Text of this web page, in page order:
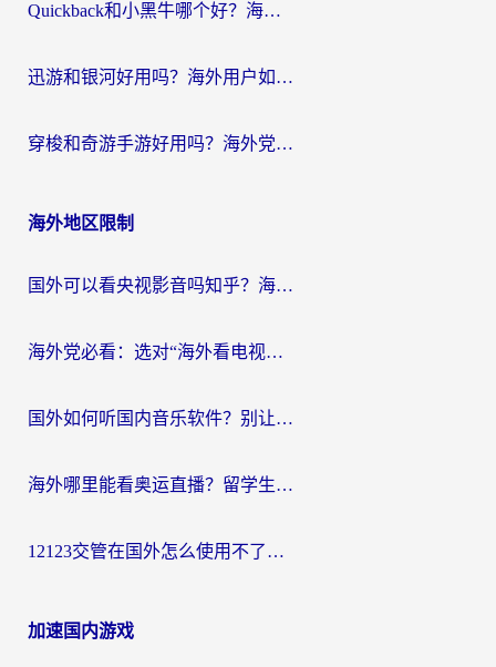
Quickback和小黑牛哪个好？海外党亲测指南，选对回国加速器秒回国内
迅游和银河好用吗？海外用户如何选择回国加速器实现无缝访问国内资源
穿梭和奇游手游好用吗？海外党亲测3款回国加速器，附蜜蜂加速器七天试用攻略
海外地区限制
国外可以看央视影音吗知乎？海外党亲测有效的回国加速方案
海外党必看：选对“海外看电视剧软件”，再也不用愁国内剧刷不了
国外如何听国内音乐软件？别让地域限制，断了你的中文歌单
海外哪里能看奥运直播？留学生&海外华人必看的体育赛事观赛终极指南
12123交管在国外怎么使用不了？海外华人必看的无缝访问国内资源指南
加速国内游戏